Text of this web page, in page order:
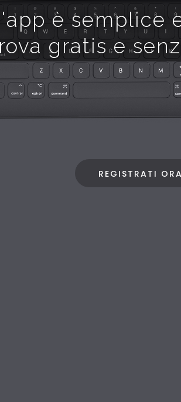
REGISTRATI ORA
è semplice
gratis e